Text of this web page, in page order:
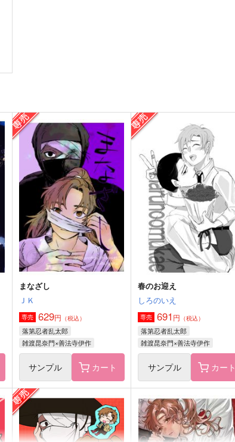
誰そ彼奇譚 一之巻
mememonon
1,100円（税込）
雑渡昆奈門×善法寺伊作
サンプル 作品詳細
転生した雑伊がhappyに暮ら
すだけの本
550円（税込）
雑渡昆奈門×善法寺伊作
サンプル 作品詳細
まなざし
ＪＫ
専売 629円 （税込）
落第忍者乱太郎
雑渡昆奈門×善法寺伊作
サンプル カート
春のお迎え
しろのいえ
専売 691 円 （税込）
落第忍者乱太郎
雑渡昆奈門×善法寺伊作
サンプル カート